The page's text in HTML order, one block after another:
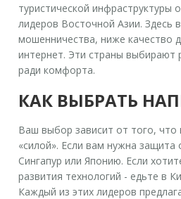
туристической инфраструктуры
лидеров Восточной Азии. Здесь
мошенничества, ниже качество
интернет. Эти страны выбирают
ради комфорта.
КАК ВЫБРАТЬ
Ваш выбор зависит от того,
«силой». Если вам нужна защита
Сингапур или Японию. Если
развития технологий - едьте в
Каждый из этих лидеров